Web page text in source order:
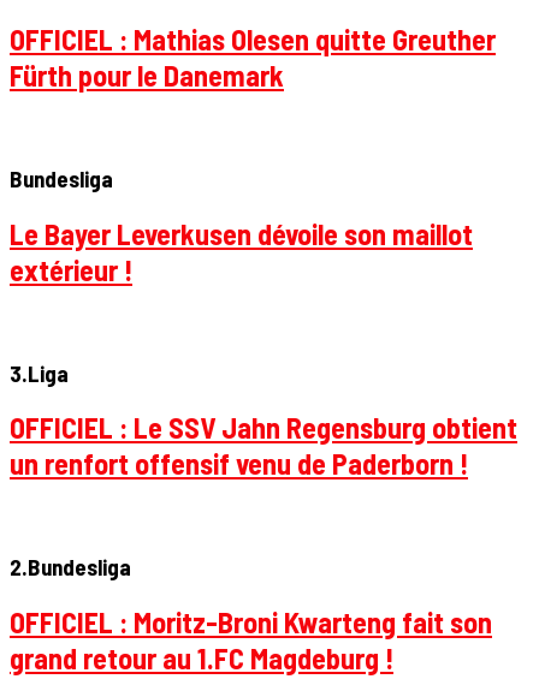
OFFICIEL : Mathias Olesen quitte Greuther
Fürth pour le Danemark
Bundesliga
Le Bayer Leverkusen dévoile son maillot
extérieur !
3.Liga
OFFICIEL : Le SSV Jahn Regensburg obtient
un renfort offensif venu de Paderborn !
2.Bundesliga
OFFICIEL : Moritz-Broni Kwarteng fait son
grand retour au 1.FC Magdeburg !